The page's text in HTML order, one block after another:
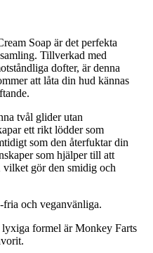
Soap är det perfekta
Tillverkad med
dofter, är denna
att låta din hud kännas
tvål glider utan
ett rikt lödder som
som den återfuktar din
som hjälper till att
gör den smidig och
fria och veganvänliga.
formel är Monkey Farts